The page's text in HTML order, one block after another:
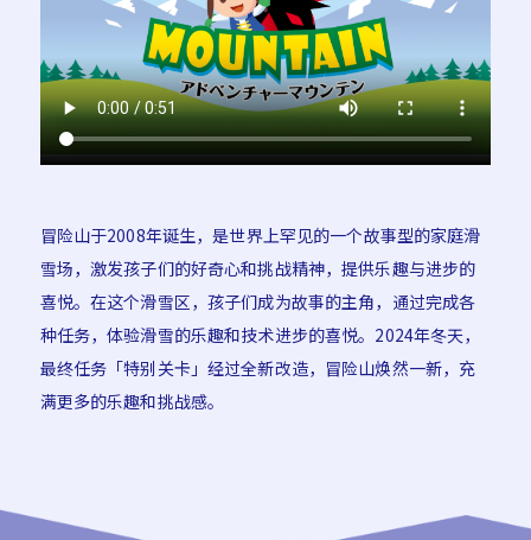
冒险山于2008年诞生，是世界上罕见的一个故事型的家庭滑
雪场，激发孩子们的好奇心和挑战精神，提供乐趣与进步的
喜悦。在这个滑雪区，孩子们成为故事的主角，通过完成各
种任务，体验滑雪的乐趣和技术进步的喜悦。2024年冬天，
最终任务「特别关卡」经过全新改造，冒险山焕然一新，充
满更多的乐趣和挑战感。